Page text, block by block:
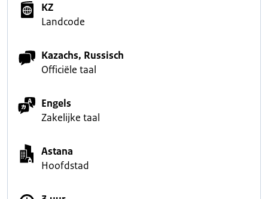
KZ
Landcode
Kazachs, Russisch
Officiële taal
Engels
Zakelijke taal
Astana
Hoofdstad